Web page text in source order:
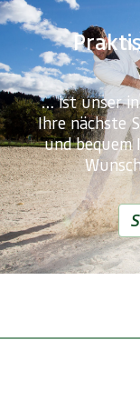
… ist unser
Ihre nächste
und